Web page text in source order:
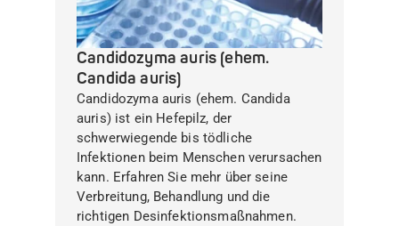
Candidozyma auris (ehem.
Candida auris)
Candidozyma auris (ehem. Candida
auris) ist ein Hefepilz, der
schwerwiegende bis tödliche
Infektionen beim Menschen verursachen
kann. Erfahren Sie mehr über seine
Verbreitung, Behandlung und die
richtigen Desinfektionsmaßnahmen.